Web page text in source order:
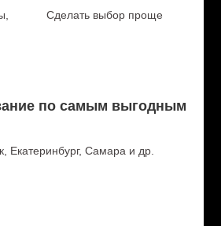
Сделать выбор проще
по самым выгодным
Екатеринбург, Самара и др.